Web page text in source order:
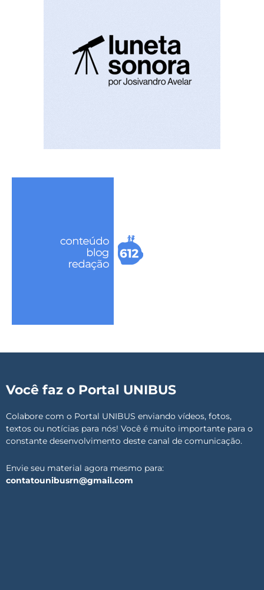
Você faz o Portal UNIBUS
Colabore com o Portal UNIBUS enviando vídeos, fotos,
textos ou notícias para nós! Você é muito importante para o
constante desenvolvimento deste canal de comunicação.
Envie seu material agora mesmo para:
contatounibusrn@gmail.com